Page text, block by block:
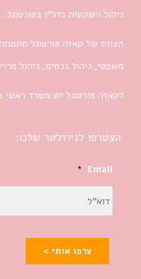
ניהול השקעות נדל”ן בפורטוגל.
הצוות של קאזה פורטוגל מתמחה
משפטי, ניהול נכסים, ניהול
לקאזה פורטוגל יש משרד ראשי
הצטרפו לניוזלטר שלנו:
Email
*
צרפו אותי >